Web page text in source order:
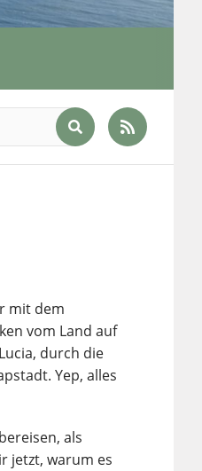
mit dem
vom Land auf
durch die
Yep, alles
als
jetzt, warum es